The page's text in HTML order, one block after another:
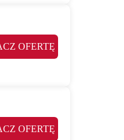
OFERTĘ
OFERTĘ